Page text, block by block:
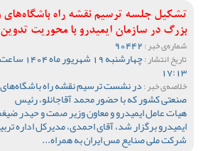
تشکیل جلسه ترسیم نقشه راه
بزرگ در سازمان ایمیدرو با محوریت
شماره‌ی خبر :
تاریخ انتشار : چهارشنبه 19 شهریور ماه 1404 ساعت
17:13
خلاصه‌ی خبر :در نشست ترسیم نقشه راه باشگاه‌های
صنعتی کشور که با حضور محمد آقاجانلو، رئیس
هیات عامل ایمیدرو و معاون وزیر صمت و حیدر
ایمیدرو برگزار شد، آقای احمدی، مدیرکل اداره
شرکت ملی صنایع مس ایران به همراه...